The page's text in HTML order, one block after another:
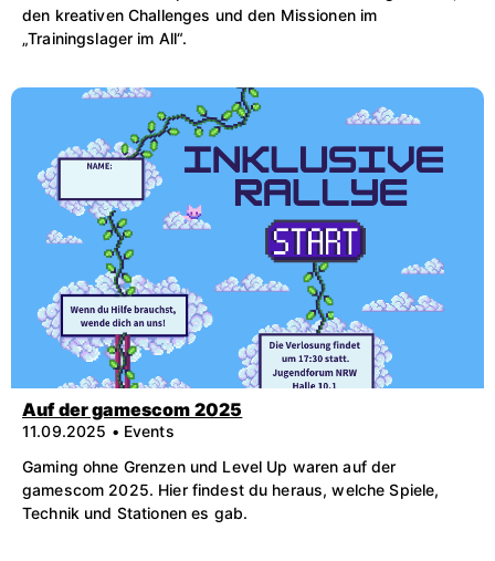
den kreativen Challenges und den Missionen im
„Trainingslager im All“.
Auf der gamescom 2025
11.09.2025 • Events
Gaming ohne Grenzen und Level Up waren auf der
gamescom 2025. Hier findest du heraus, welche Spiele,
Technik und Stationen es gab.